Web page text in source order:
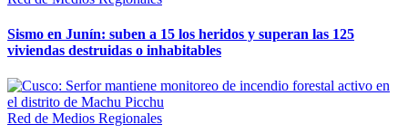
Sismo en Junín: suben a 15 los heridos y superan las 125
viviendas destruidas o inhabitables
Red de Medios Regionales